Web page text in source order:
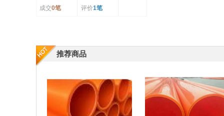
成交0笔 评价1笔
推荐商品